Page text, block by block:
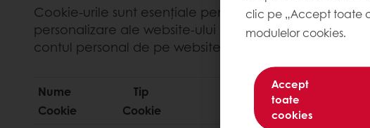
Cookie-urile sunt esențiale pentru a vă oferi cea mai
personalizare ale website-ului precum și alte
contul personal de pe website).
Nume
Cookie
Tip
Cookie
clic pe „Accept toate
modulelor cookies.
Accept
toate
cookies